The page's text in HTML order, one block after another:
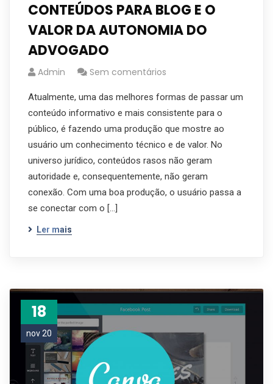
CONTEÚDOS PARA BLOG E O
VALOR DA AUTONOMIA DO
ADVOGADO
Admin Sem comentários
Atualmente, uma das melhores formas de passar um
conteúdo informativo e mais consistente para o
público, é fazendo uma produção que mostre ao
usuário um conhecimento técnico e de valor. No
universo jurídico, conteúdos rasos não geram
autoridade e, consequentemente, não geram
conexão. Com uma boa produção, o usuário passa a
se conectar com o […]
Ler mais
18
nov 20